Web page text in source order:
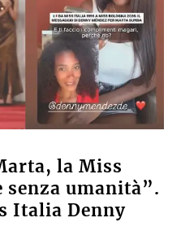
la Miss
senza umanità”.
Italia Denny